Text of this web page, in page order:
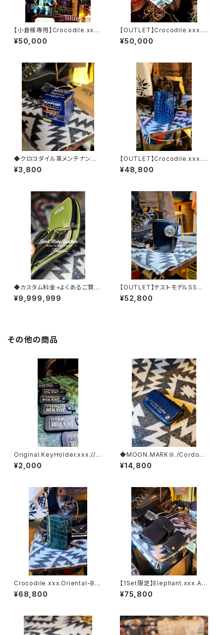
【小倉様専用】Crocodile.xxx .
Edition
¥50,000
【OUTLET】Crocodile.xxx.F
LAME.RED.Edition// SSW.2
D
¥50,000
◆クロコダイル革メンテナンス
【レプタイルクリーム】◆
¥3,800
【OUTLET】Crocodile.xxx.D
ark-Sapphire.Edition// JAC
K.RIDE.SSW
¥48,800
◆カスタム料金+よくあるご質問
まとめ◆
¥9,999,999
【OUTLET】テストモデルSSW
※スペシャルカスタム
¥52,800
その他の商品
Original.KeyHolder.xxx.// J
ACK.RIDE
¥2,000
◆MOON.MARKⅢ./Cordova
n. Coin Case.xxx.Navy.Blu
e.Edition
¥14,800
Crocodile.xxx.Oriental-Blu
e.Edition// JACK.RIDE.SSW
¥68,800
【1Set限定】Elephant.xxx.As
h'Gray-Black.Edition// JAC
K.RIDE.SSW
¥75,800